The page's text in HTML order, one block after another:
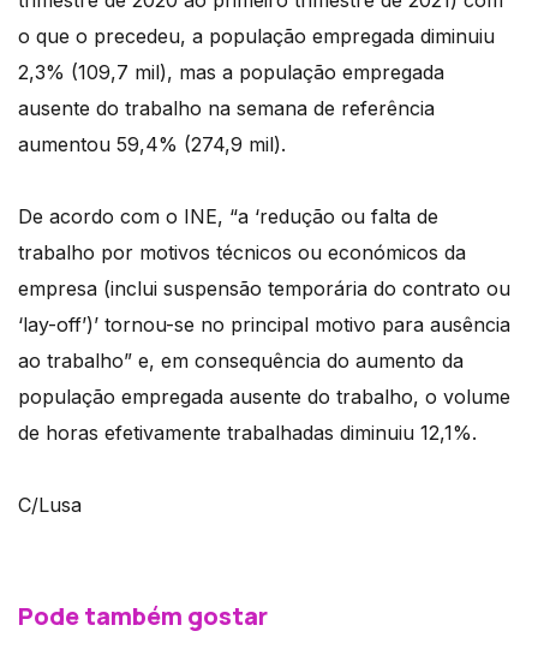
o que o precedeu, a população empregada diminuiu
2,3% (109,7 mil), mas a população empregada
ausente do trabalho na semana de referência
aumentou 59,4% (274,9 mil).
De acordo com o INE, “a ‘redução ou falta de
trabalho por motivos técnicos ou económicos da
empresa (inclui suspensão temporária do contrato ou
‘lay-off’)’ tornou-se no principal motivo para ausência
ao trabalho” e, em consequência do aumento da
população empregada ausente do trabalho, o volume
de horas efetivamente trabalhadas diminuiu 12,1%.
C/Lusa
Pode também gostar